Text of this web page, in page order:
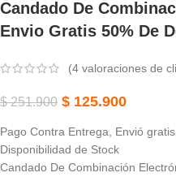
Candado De
Envio Gratis 50% De
(4 valoraciones de
$251.900 $ 125.900
Pago Contra Entrega, Envió
Disponibilidad de Stock
Candado De Combinación